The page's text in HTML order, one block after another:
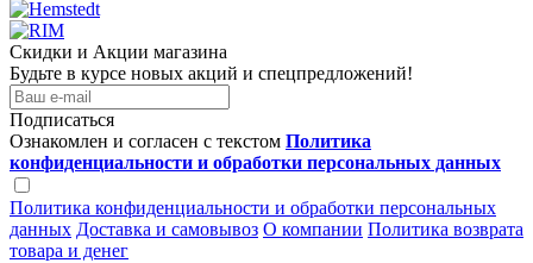
Скидки и Акции магазина
Будьте в курсе новых акций и спецпредложений!
Подписаться
Ознакомлен и согласен с текстом Политика
конфиденциальности и обработки персональных данных
Политика конфиденциальности и обработки персональных
данных Доставка и самовывоз О компании Политика возврата
товара и денег